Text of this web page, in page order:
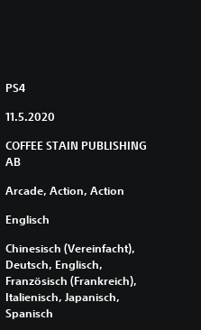
PS4
11.5.2020
COFFEE STAIN PUBLISHING
AB
Arcade, Action, Action
Englisch
Chinesisch (Vereinfacht),
Deutsch, Englisch,
Französisch (Frankreich),
Italienisch, Japanisch,
Spanisch